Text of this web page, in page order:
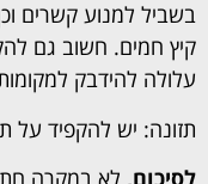
בשביל למנוע קשרים
קיץ חמים. חשוב גם
עלולה להידבק
תזונה: יש להקפיד על
לסיכום, לא במקרה